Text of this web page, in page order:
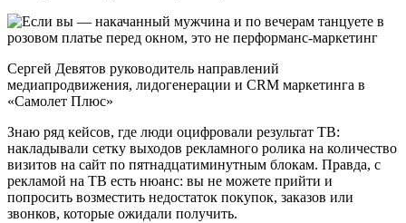
Сергей Девятов руководитель направлений
медиапродвижения, лидогенерации и CRM маркетинга в
«Самолет Плюс»
Знаю ряд кейсов, где люди оцифровали результат ТВ:
накладывали сетку выходов рекламного ролика на количество
визитов на сайт по пятнадцатиминутным блокам. Правда, с
рекламой на ТВ есть нюанс: вы не можете прийти и
попросить возместить недостаток покупок, заказов или
звонков, которые ожидали получить.